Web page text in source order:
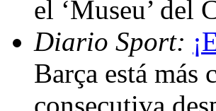
el ‘Museu’
Diario Sport:
Barça está más
consecutiva